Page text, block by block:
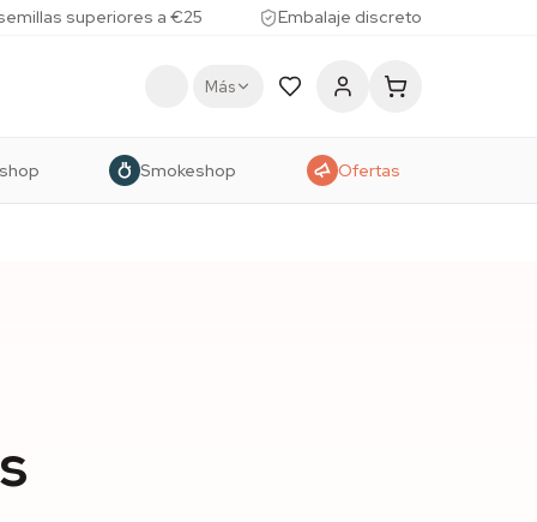
superiores a €25 Embalaje discreto
Más
Smokeshop Ofertas